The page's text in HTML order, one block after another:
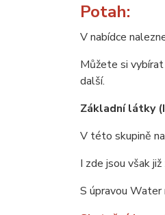
Potah:
V nabídce
Můžete si
další.
Základní látky
V této skupině
I zde jsou však
S úpravou